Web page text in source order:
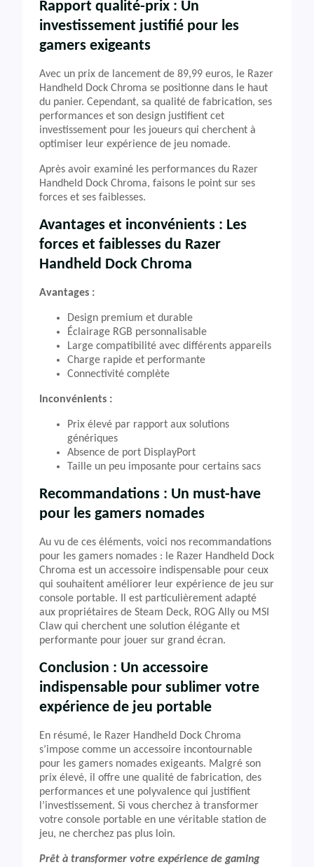
Rapport qualité-prix : Un
investissement justifié pour les
gamers exigeants
Avec un prix de lancement de 89,99 euros, le Razer
Handheld Dock Chroma se positionne dans le haut
du panier. Cependant, sa qualité de fabrication, ses
performances et son design justifient cet
investissement pour les joueurs qui cherchent à
optimiser leur expérience de jeu nomade.
Après avoir examiné les performances du Razer
Handheld Dock Chroma, faisons le point sur ses
forces et ses faiblesses.
Avantages et inconvénients : Les
forces et faiblesses du Razer
Handheld Dock Chroma
Avantages :
Design premium et durable
Éclairage RGB personnalisable
Large compatibilité avec différents appareils
Charge rapide et performante
Connectivité complète
Inconvénients :
Prix élevé par rapport aux solutions
génériques
Absence de port DisplayPort
Taille un peu imposante pour certains sacs
Recommandations : Un must-have
pour les gamers nomades
Au vu de ces éléments, voici nos recommandations
pour les gamers nomades : le Razer Handheld Dock
Chroma est un accessoire indispensable pour ceux
qui souhaitent améliorer leur expérience de jeu sur
console portable. Il est particulièrement adapté
aux propriétaires de Steam Deck, ROG Ally ou MSI
Claw qui cherchent une solution élégante et
performante pour jouer sur grand écran.
Conclusion : Un accessoire
indispensable pour sublimer votre
expérience de jeu portable
En résumé, le Razer Handheld Dock Chroma
s’impose comme un accessoire incontournable
pour les gamers nomades exigeants. Malgré son
prix élevé, il offre une qualité de fabrication, des
performances et une polyvalence qui justifient
l’investissement. Si vous cherchez à transformer
votre console portable en une véritable station de
jeu, ne cherchez pas plus loin.
Prêt à transformer votre expérience de gaming